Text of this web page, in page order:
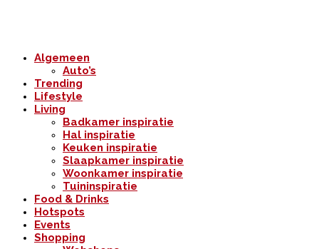
Algemeen
Auto’s
Trending
Lifestyle
Living
Badkamer inspiratie
Hal inspiratie
Keuken inspiratie
Slaapkamer inspiratie
Woonkamer inspiratie
Tuininspiratie
Food & Drinks
Hotspots
Events
Shopping